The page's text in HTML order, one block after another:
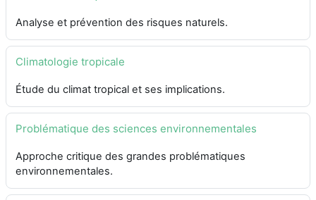
Analyse et prévention des risques naturels.
Climatologie tropicale
Étude du climat tropical et ses implications.
Problématique des sciences environnementales
Approche critique des grandes problématiques
environnementales.